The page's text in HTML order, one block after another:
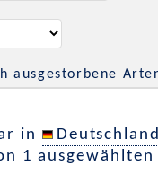
ausgestorbene
in Deutschland
1 ausgewählten